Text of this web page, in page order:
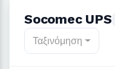
Socomec UPS
Ταξινόμηση